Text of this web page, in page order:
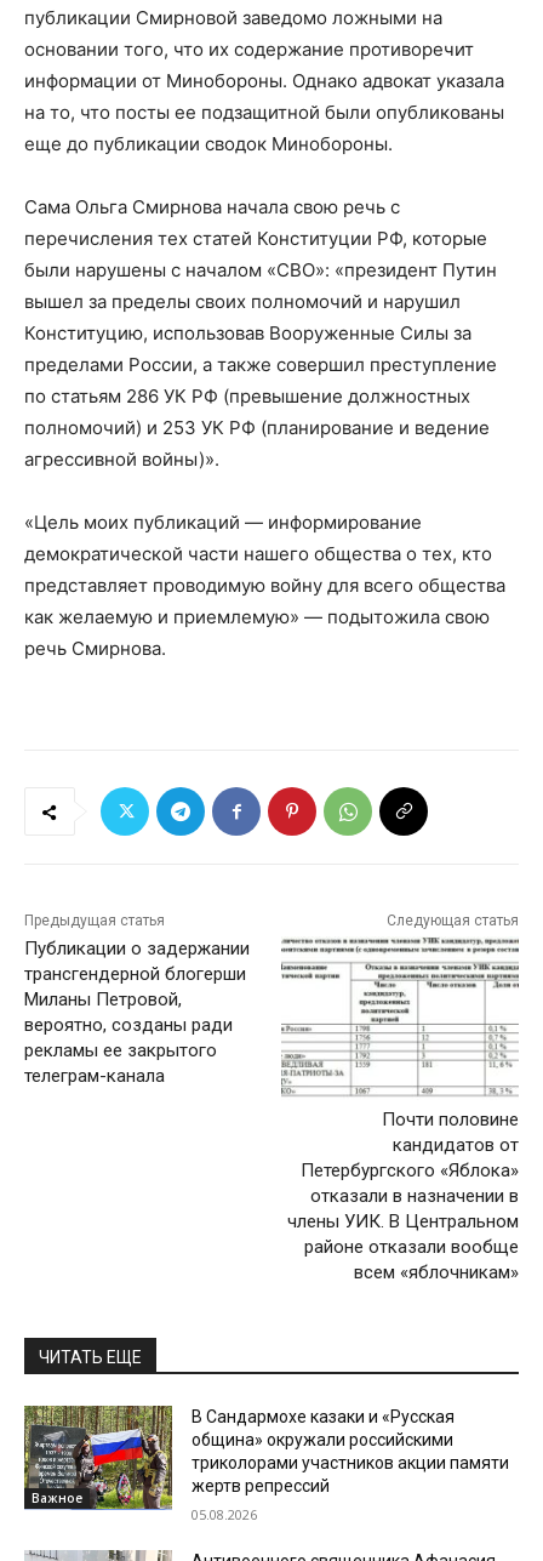
публикации Смирновой заведомо ложными на
основании того, что их содержание противоречит
информации от Минобороны. Однако адвокат указала
на то, что посты ее подзащитной были опубликованы
еще до публикации сводок Минобороны.
Сама Ольга Смирнова начала свою речь с
перечисления тех статей Конституции РФ, которые
были нарушены с началом «СВО»: «президент Путин
вышел за пределы своих полномочий и нарушил
Конституцию, использовав Вооруженные Силы за
пределами России, а также совершил преступление
по статьям 286 УК РФ (превышение должностных
полномочий) и 253 УК РФ (планирование и ведение
агрессивной войны)».
«Цель моих публикаций — информирование
демократической части нашего общества о тех, кто
представляет проводимую войну для всего общества
как желаемую и приемлемую» — подытожила свою
речь Смирнова.
Предыдущая статья
Публикации о задержании
трансгендерной блогерши
Миланы Петровой,
вероятно, созданы ради
рекламы ее закрытого
телеграм-канала
Следующая статья
Почти половине
кандидатов от
Петербургского «Яблока»
отказали в назначении в
члены УИК. В Центральном
районе отказали вообще
всем «яблочникам»
ЧИТАТЬ ЕЩЕ
Важное
В Сандармохе казаки и «Русская
община» окружали российскими
триколорами участников акции памяти
жертв репрессий
05.08.2026